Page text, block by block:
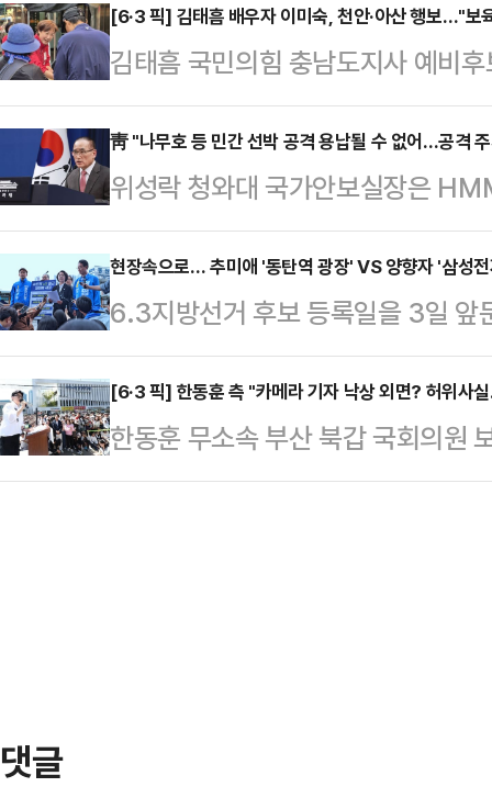
고 도망간 사람이 울산 시민들을
계엄 사태 이후 국민의힘을 탈당해
울산 남구 울산광역시당에서 열린 '
식'에 참석해 김두겸 울산시장 후보
수 있는 유능한 후보"라고 강조했
오래 해오셨…
[6·3 픽] 김태흠 배우자 이미숙, 천안·아산 행보…"보
김태흠 국민의힘 충남도지사 예비
아산을 방문해 교육·민생·복지 관
미숙 여사는 11일 오전 천안교육지
참석을 시작으로 천안중앙시장 방
정을 이어갔다.특히 학부모연합회
경험을 언급하며 교육 환경 개선에
시 교직에 몸담으며 아이들을 키워
의 간절함을 잘 안다"며 "우…
靑 "나무호 등 민간 선박 공격 용납될 수 없어…공격
위성락 청와대 국가안보실장은
것이라는 정부 합동조사단의 현장
등 민간 선박에 대한 공격은 정당화
강력히 규탄한다"고 밝혔다.위성락
을 통해 "추가 조사를 통해 공격 주
해 나가고자 한다"며 "그에 따라 필
다.전날 외교부는 "정밀한 현장조
결과 4일 …
현장속으로… 추미애 '동탄역 광장' VS 양향자 '삼성
6.3지방선거 후보 등록일을 3일 앞
어민주당 추미애 후보와 국민의힘
공약을 발표했다. 추 후보는 화성
양 후보는 삼성전자 기흥캠퍼스에
어민주당 현근택 용인시장 후보와
[6·3 픽] 한동훈 측 "카메라 기자 낙상 외면? 허위사
한동훈 무소속 부산 북갑 국회의원
기자의 낙상 사고와 관련해 퍼지고
댓글